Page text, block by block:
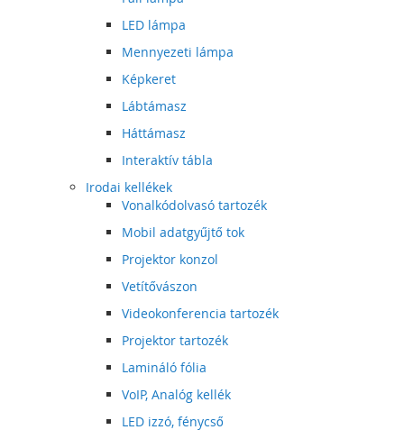
LED lámpa
Mennyezeti lámpa
Képkeret
Lábtámasz
Háttámasz
Interaktív tábla
Irodai kellékek
Vonalkódolvasó tartozék
Mobil adatgyűjtő tok
Projektor konzol
Vetítővászon
Videokonferencia tartozék
Projektor tartozék
Lamináló fólia
VoIP, Analóg kellék
LED izzó, fénycső